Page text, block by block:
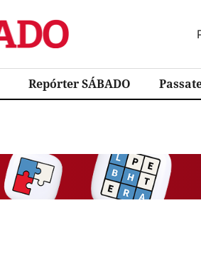
Repórter SÁBADO